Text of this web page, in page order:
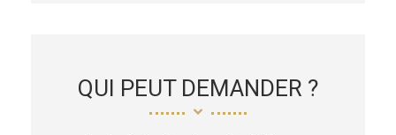
QUI PEUT DEMANDER ?